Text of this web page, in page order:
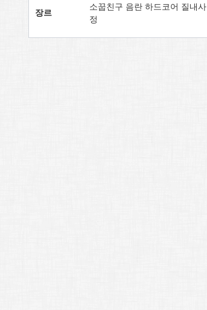
장르
소꿉친구 음란 하드코어 질내사
정